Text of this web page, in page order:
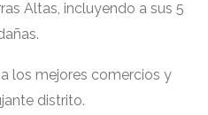
Altas, incluyendo a sus 5
los mejores comercios y
distrito.